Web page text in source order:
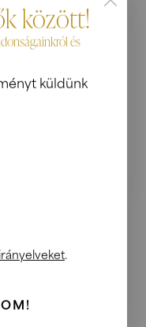
között!
és
küldünk
.